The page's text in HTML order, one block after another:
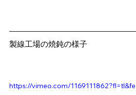
製線工場の焼鈍の様子
https://vimeo.com/